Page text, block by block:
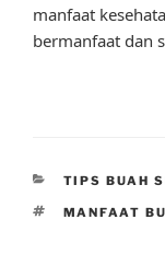
manfaat
bermanfaat dan
CATEGORIES
TIPS BUAH
TAGS
MANFAAT